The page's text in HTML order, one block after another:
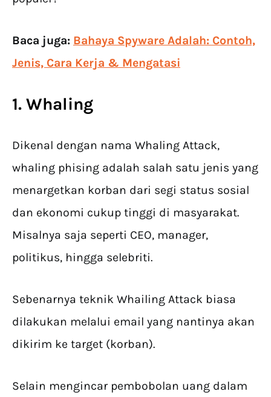
Baca juga: Bahaya Spyware Adalah: Contoh,
Jenis, Cara Kerja & Mengatasi
1. Whaling
Dikenal dengan nama Whaling Attack,
whaling phising adalah salah satu jenis yang
menargetkan korban dari segi status sosial
dan ekonomi cukup tinggi di masyarakat.
Misalnya saja seperti CEO, manager,
politikus, hingga selebriti.
Sebenarnya teknik Whailing Attack biasa
dilakukan melalui email yang nantinya akan
dikirim ke target (korban).
Selain mengincar pembobolan uang dalam